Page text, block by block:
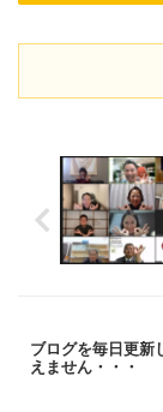
ブログを毎日更新
えません・・・